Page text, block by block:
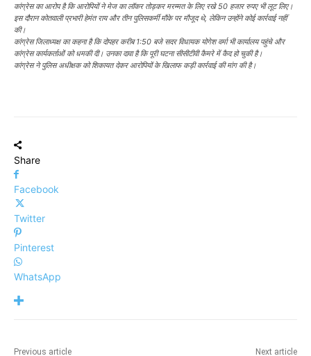
कांग्रेस का आरोप है कि आरोपियों ने मेज का लॉकर तोड़कर मरम्मत के लिए रखे 50 हजार रुपए भी लूट लिए।
इस दौरान कोतवाली प्रभारी हेमंत राय और तीन पुलिसकर्मी मौके पर मौजूद थे, लेकिन उन्होंने कोई कार्रवाई नहीं
की।
कांग्रेस जिलाध्यक्ष का कहना है कि दोपहर करीब 1:50 बजे सदर विधायक योगेश वर्मा भी कार्यालय पहुंचे और
कांग्रेस कार्यकर्ताओं को धमकी दी। उनका दावा है कि पूरी घटना सीसीटीवी कैमरे में कैद हो चुकी है।
कांग्रेस ने पुलिस अधीक्षक को शिकायत देकर आरोपियों के खिलाफ कड़ी कार्रवाई की मांग की है।
Share
Facebook
Twitter
Pinterest
WhatsApp
Previous article Next article